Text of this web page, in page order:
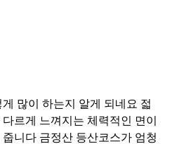
많이 하는지 알게 되네요 젋
르게 느껴지는 체력적인 면이
니다 금정산 등산코스가 엄청